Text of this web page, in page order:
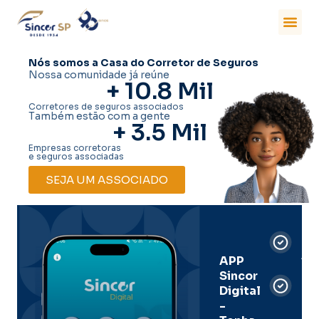
Nós somos a Casa do Corretor de Seguros
Nossa comunidade já reúne
+ 10.8 Mil
Corretores de seguros associados
Também estão com a gente
+ 3.5 Mil
Empresas corretoras
e seguros associadas
SEJA UM ASSOCIADO
APP
Sincor
Digital
-